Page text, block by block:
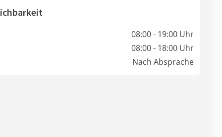
08:00 - 19:00 Uhr
08:00 - 18:00 Uhr
Nach Absprache